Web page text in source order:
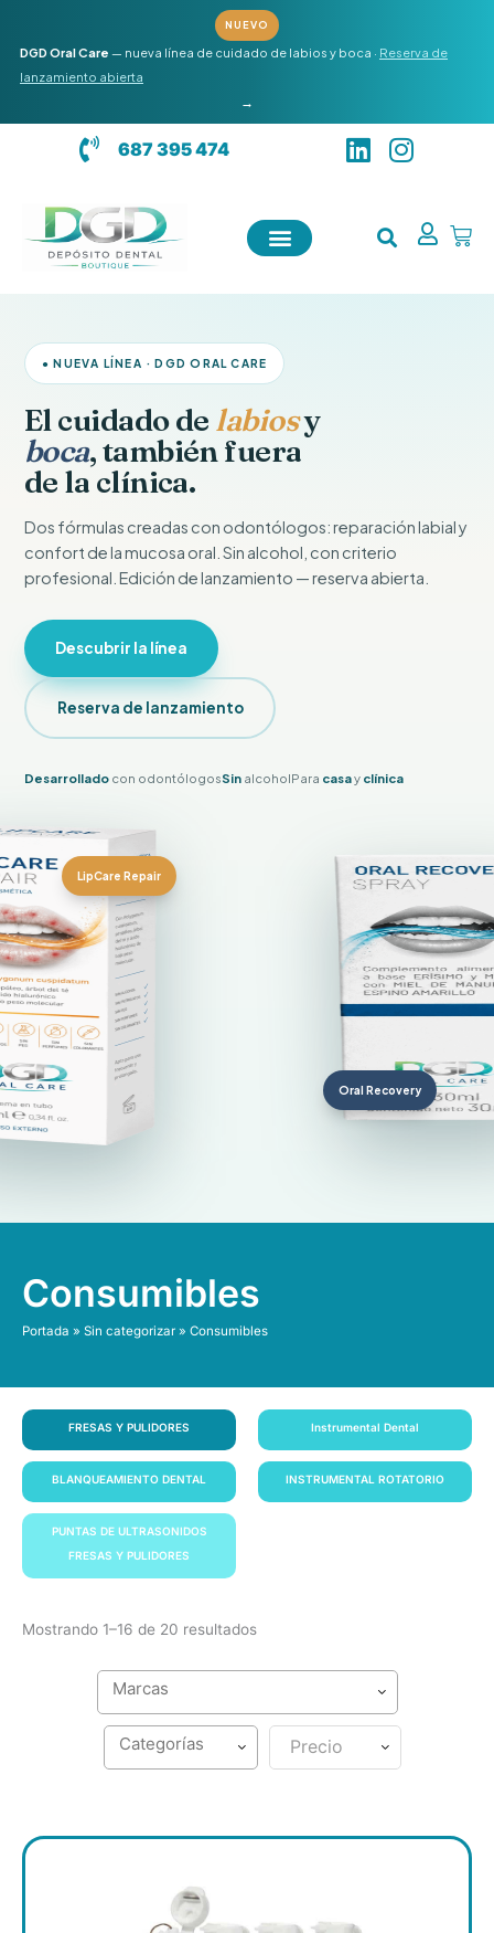
contenido
NUEVO
DGD Oral Care — nueva línea de cuidado de labios y boca · Reserva de
lanzamiento abierta
→
687 395 474
L
d
I
g
● NUEVA LÍNEA · DGD ORAL CARE
El cuidado de labiosy
boca, también fuera
de la clínica.
Dos fórmulas creadas con odontólogos: reparación labial y
confort de la mucosa oral. Sin alcohol, con criterio
profesional. Edición de lanzamiento — reserva abierta.
Descubrir la línea
Reserva de lanzamiento
Desarrollado con odontólogosSin alcoholPara casay clínica
LipCare Repair
Oral Recovery
Consumibles
Portada » Sin categorizar » Consumibles
FRESAS Y PULIDORES Instrumental Dental
BLANQUEAMIENTO DENTAL INSTRUMENTAL ROTATORIO
PUNTAS DE ULTRASONIDOS
FRESAS Y PULIDORES
Mostrando 1–16 de 20 resultados
Precio